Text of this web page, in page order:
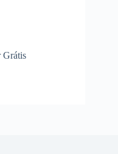
Grátis